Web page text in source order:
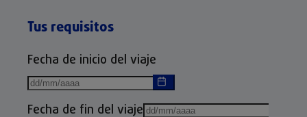
Tus requisitos
Fecha de inicio del viaje
Fecha de fin del viaje